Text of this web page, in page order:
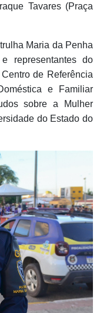
Tavares (Praça
Maria da Penha
representantes do
de Referência
e Familiar
sobre a Mulher
do Estado do